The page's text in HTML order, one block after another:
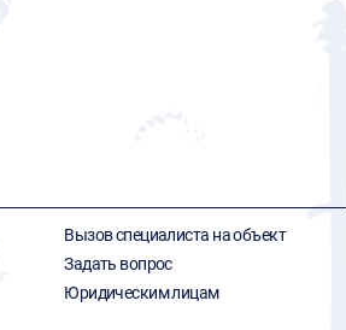
Вызов специалиста на объект
Задать вопрос
Юридическим лицам